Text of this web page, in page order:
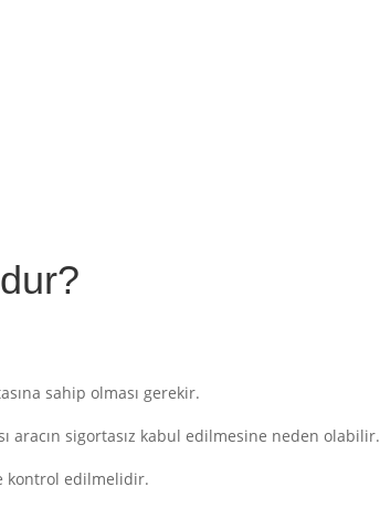
sahip olması gerekir.
aracın sigortasız kabul edilmesine neden olabilir.
kontrol edilmelidir.